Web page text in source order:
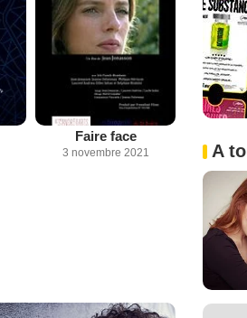
Faire face
3 novembre 2021 A